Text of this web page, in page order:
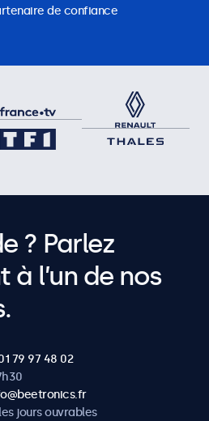
de confiance
? Parlez
l’un de nos
79 97 48 02
jours ouvrables